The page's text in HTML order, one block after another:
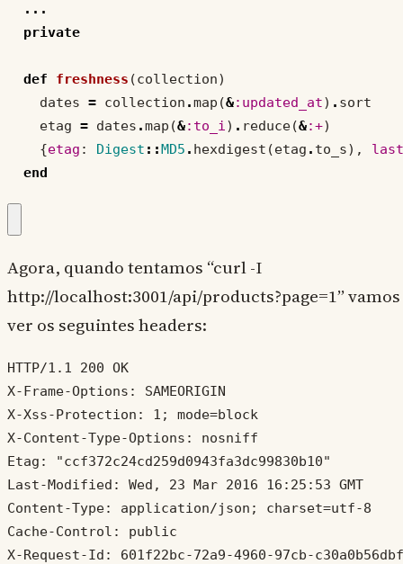
...
private
def freshness (collection)
dates = collection .map (&:updated_at) . sort
etag = dates .map (&:to_i) . reduce(&:+)
{etag : Digest :: MD5 . hexdigest (etag . to_s),
end
Agora, quando tentamos “curl -I
http://localhost:3001/api/products?page=1” vamos
ver os seguintes headers:
HTTP/1.1 200 OK
X-Frame-Options: SAMEORIGIN
X-Xss-Protection: 1; mode=block
X-Content-Type-Options: nosniff
Etag: "ccf372c24cd259d0943fa3dc99830b10"
Last-Modified: Wed, 23 Mar 2016 16:25:53 GMT
Content-Type: application/json; charset=utf-8
Cache-Control: public
X-Request-Id: 601f22bc-72a9-4960-97cb-